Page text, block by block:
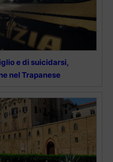
e di suicidarsi,
nel Trapanese